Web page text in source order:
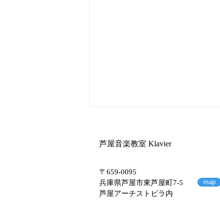
芦屋音楽教室 Klavier
〒659-0095
兵庫県芦屋市東芦屋町7-5
芦屋アーチストビラ内
map